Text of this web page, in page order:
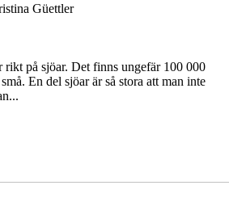
Güettler
rikt på sjöar. Det finns ungefär 100 000
En del sjöar är så stora att man inte